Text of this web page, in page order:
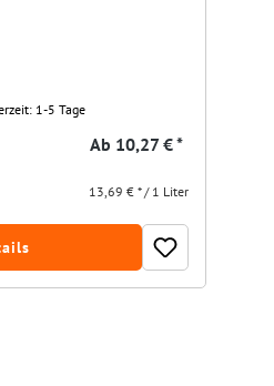
1-5 Tage
Ab 10,27 € *
13,69 € * / 1 Liter